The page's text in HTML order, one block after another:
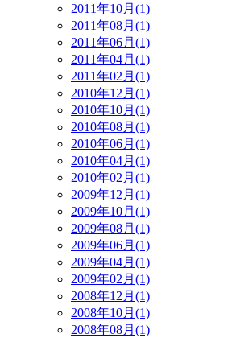
2011年10月(1)
2011年08月(1)
2011年06月(1)
2011年04月(1)
2011年02月(1)
2010年12月(1)
2010年10月(1)
2010年08月(1)
2010年06月(1)
2010年04月(1)
2010年02月(1)
2009年12月(1)
2009年10月(1)
2009年08月(1)
2009年06月(1)
2009年04月(1)
2009年02月(1)
2008年12月(1)
2008年10月(1)
2008年08月(1)